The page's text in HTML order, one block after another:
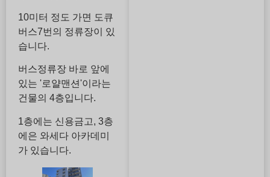
10미터 정도 가면 도큐
버스7번의 정류장이 있
습니다.
버스정류장 바로 앞에
있는 '로얄맨션'이라는
건물의 4층입니다.
1층에는 신용금고, 3층
에은 와세다 아카데미
가 있습니다.